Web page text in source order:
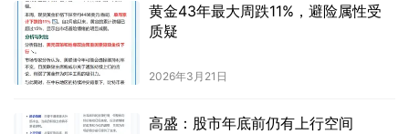
黄金43年最大周跌11%，避险属性受
质疑
2026年3月21日
高盛：股市年底前仍有上行空间